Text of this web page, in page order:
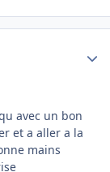
avec un bon
et a aller a la
mains